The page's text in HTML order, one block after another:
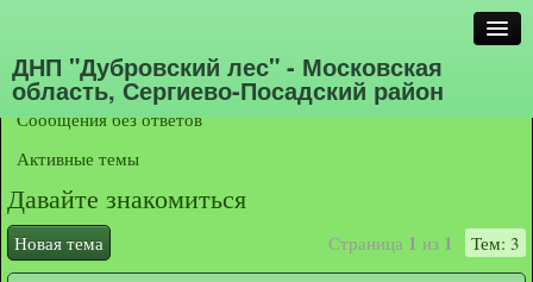
ДНП "Дубровский лес" - Московская
область, Сергиево-Посадский район
Регистрация
Вход
Поиск
Расширенный поиск
Сообщения без ответов
Активные темы
Давайте знакомиться
Новая тема Тем: 3
Страница 1 из 1